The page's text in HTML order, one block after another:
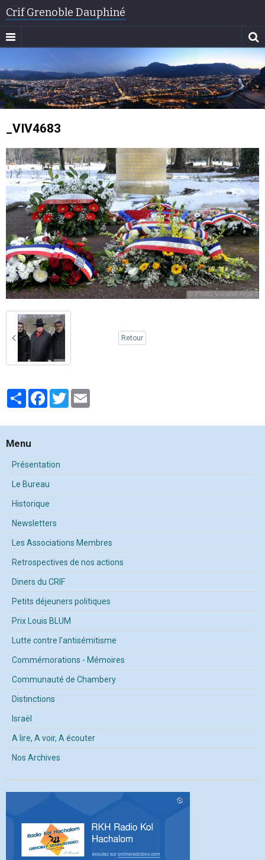
Crif Grenoble Dauphiné
_VIV4683
Retour
PartagerFacebook
Twitter
Menu
Présentation
Le Bureau
Historique
Newsletters
Les Associations Membres
Retrospectives de nos actions
Diners du CRIF
Petits déjeuners politiques
Prix Louis BLUM
Lutte contre l'antisémitisme
Commémorations - Mémoires
Communauté de Chambery
Distinctions
Israël
A lire, A voir, A écouter
Nos Archives